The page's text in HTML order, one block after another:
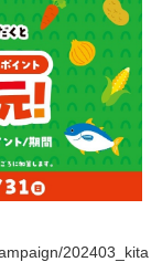
202403_kita